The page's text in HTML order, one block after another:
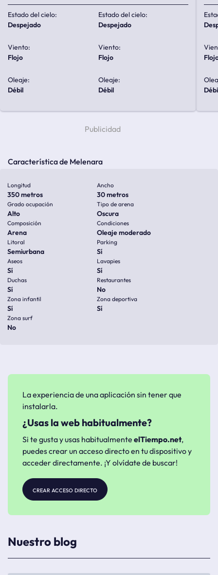
Estado del cielo:
despejado
Viento:
flojo
Oleaje:
débil
Estado del cielo:
despejado
Viento:
flojo
Oleaje:
débil
Característica de Melenara
Longitud
350 metros
Ancho
30 metros
Grado ocupación
Alto
Tipo de arena
Oscura
Composición
Arena
Condiciones
Oleaje moderado
Litoral
Semiurbana
Parking
Sí
Aseos
Sí
Lavapies
Sí
Duchas
Sí
Restaurantes
No
Zona infantil
Sí
Zona deportiva
Sí
Zona surf
No
La experiencia de una aplicación sin tener que
instalarla.
¿Usas la web habitualmente?
Si te gusta y usas habitualmente elTiempo.net,
puedes crear un acceso directo en tu dispositivo y
acceder directamente. ¡Y olvídate de buscar!
crear acceso directo
Nuestro blog